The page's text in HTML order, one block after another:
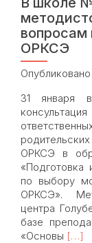
вопросам
ОРКСЭ
Опубликовано
31 января
ОРКСЭ в
«Подготовка
по выбору
ОРКСЭ».
центра
базе
«Основы Read
[…]